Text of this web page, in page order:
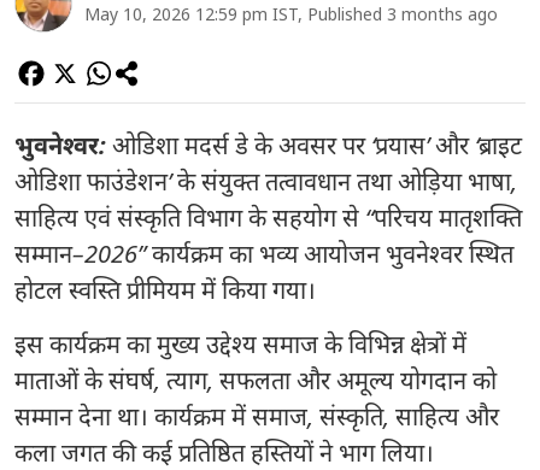
May 10, 2026 12:59 pm IST, Published 3 months ago
भुवनेश्वर:ओडिशामदर्स डे के अवसर पर ‘प्रयास’ और ‘ब्राइट
ओडिशा फाउंडेशन’ के संयुक्त तत्वावधान तथा ओड़िया भाषा,
साहित्य एवं संस्कृति विभाग के सहयोग से “परिचय मातृशक्ति
सम्मान–2026” कार्यक्रम का भव्य आयोजन भुवनेश्वर स्थित
होटल स्वस्ति प्रीमियम में किया गया।
इस कार्यक्रम का मुख्य उद्देश्य समाज के विभिन्न क्षेत्रों में
माताओं के संघर्ष, त्याग, सफलता और अमूल्य योगदान को
सम्मान देना था। कार्यक्रम में समाज, संस्कृति, साहित्य और
कला जगत की कई प्रतिष्ठित हस्तियों ने भाग लिया।